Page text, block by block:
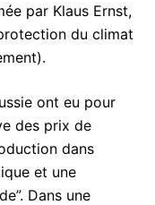
par Klaus Ernst,
du climat
ont eu pour
des prix de
dans
et une
Dans une